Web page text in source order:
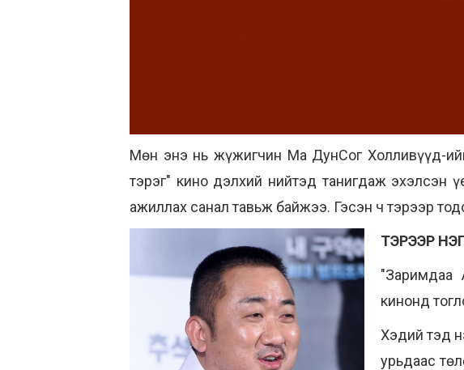
Мөн энэ нь жүжигчин Ма ДунСог Холливүүд-
тэрэг" кино дэлхий нийтэд танигдаж эхэлсэн
ажиллах санал тавьж байжээ. Гэсэн ч тэрээр
ТЭРЭЭР
"Заримдаа
кинонд
Хэдий тэд
урьдаас